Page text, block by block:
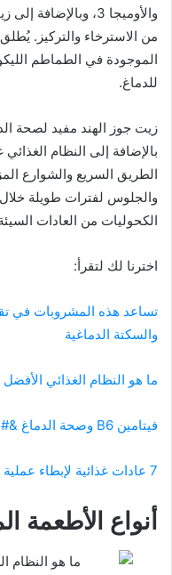
والأوميجا 3،
من الاسترخاء والتركيز.
الموجودة في الطماطم
للدماغ.
زيت جوز الهند مفيد لصحة
بالإضافة إلى النظام
الطريق السريع والشوارع
والجلوس لفترات طويلة خلال
الكحوليات من العادات
اخترنا لك لتقرأ:
تساعد هذه المشروبات في
والسكتة الدماغية
ما هو النظام الغذائي
فيتامين B6 وصحة الدماغ &#8211; دراسة تبعث التفائل
7 عادات غذائية لإبطاء عملية شيخوخة الدماغ
أنواع الأطعمة